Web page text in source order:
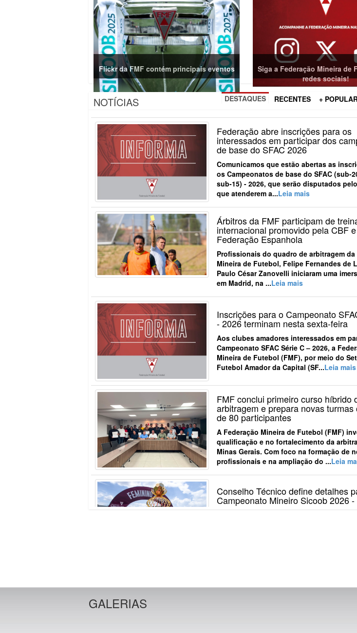
Flickr da FMF contém principais eventos
Siga a Federação Mineira de
redes sociais!
+
RECENTES
DESTAQUES
NOTÍCIAS
Federação abre inscrições para os
interessados em participar dos
de base do SFAC 2026
Comunicamos que estão abertas as
os Campeonatos de base do SFAC (sub-
sub-15) - 2026, que serão disputados
que atenderem a...Leia mais
Árbitros da FMF participam de
internacional promovido pela CBF e
Federação Espanhola
Profissionais do quadro de arbitragem da
Mineira de Futebol, Felipe Fernandes de
Paulo César Zanovelli iniciaram uma
em Madrid, na ...Leia mais
Inscrições para o Campeonato
- 2026 terminam nesta sexta-feira
Aos clubes amadores interessados em
Campeonato SFAC Série C – 2026, a
Mineira de Futebol (FMF), por meio do
Futebol Amador da Capital (SF...Leia mais
FMF conclui primeiro curso híbrido
arbitragem e prepara novas turmas
de 80 participantes
A Federação Mineira de Futebol (FMF)
qualificação e no fortalecimento da
Minas Gerais. Com foco na formação de
profissionais e na ampliação do ...Leia
Conselho Técnico define detalhes
Campeonato Mineiro Sicoob 2026
Campeonato Mineiro Sicoob 2026
GALERIAS